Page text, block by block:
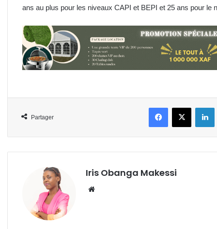
ans au plus pour les niveaux CAPI et BEPI et 25 ans pour le
Partager
FacebookX
Iris Obanga Makessi